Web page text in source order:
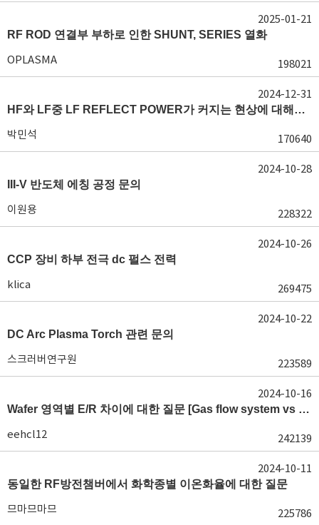
RF ROD 연결부 부하로 인한 SHUNT, SERIES 열화
OPLASMA 198021
2025-01-21
HF와 LF중 LF REFLECT POWER가 커지는 현상에 대해서 도움이 필요합니다.
박민석 170640
2024-12-31
III-V 반도체 에칭 공정 문의
이원용 228322
2024-10-28
CCP 장비 하부 전극 dc 펄스 전력
klica 269475
2024-10-26
DC Arc Plasma Torch 관련 문의
스크러버연구원 223589
2024-10-22
Wafer 영역별 E/R 차이에 대한 질문 [Gas flow system vs E/R]
eehcl12 242139
2024-10-16
동일한 RF방전챔버에서 화학종별 이온화율에 대한 질문
므마므마므 225786
2024-10-11